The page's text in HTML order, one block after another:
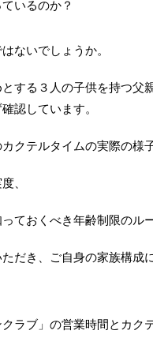
いるのか？
ないでしょうか。
する３人の子供を持つ父
認しています。
クテルタイムの実際の様子
、
ておくべき年齢制限のル
だき、ご自身の家族構成
ラブ」の営業時間とカク